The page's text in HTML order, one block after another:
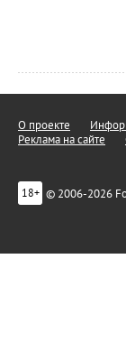
О проекте
Реклама на сайте
18+ © 2006-2026